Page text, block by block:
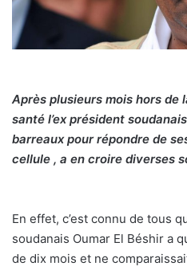
Après plusieurs mois hors de
santé l’ex président
barreaux pour répondre de
cellule , a en croire diverses
En effet, c’est connu de tous
soudanais Oumar El Béshir a
de dix mois et ne